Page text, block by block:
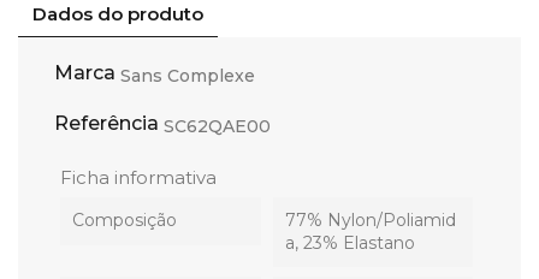
Dados do produto
Marca Sans Complexe
Referência SC62QAE00
Ficha informativa
Composição
77% Nylon/Poliamid
a, 23% Elastano